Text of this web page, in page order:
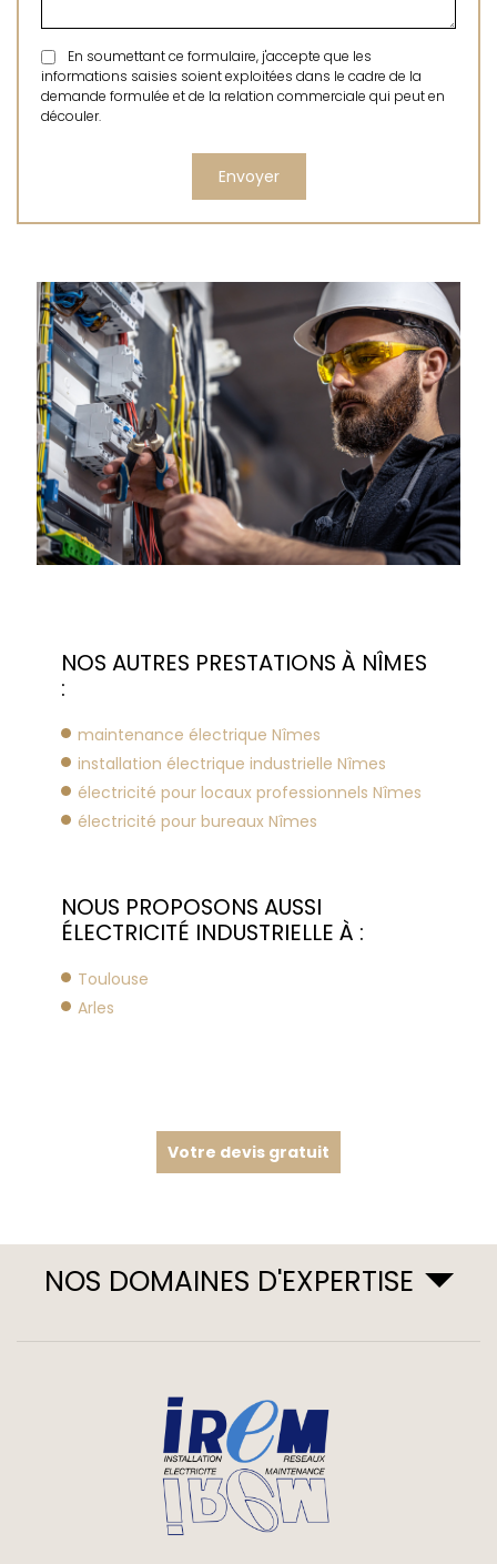
En soumettant ce formulaire, j'accepte que les
informations saisies soient exploitées dans le cadre de la
demande formulée et de la relation commerciale qui peut en
découler.
NOS AUTRES PRESTATIONS À NÎMES
:
maintenance électrique Nîmes
installation électrique industrielle Nîmes
électricité pour locaux professionnels Nîmes
électricité pour bureaux Nîmes
NOUS PROPOSONS AUSSI
ÉLECTRICITÉ INDUSTRIELLE À :
Toulouse
Arles
Votre devis gratuit
NOS DOMAINES D'EXPERTISE